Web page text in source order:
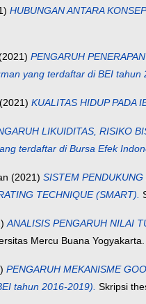
HUBUNGAN ANTARA
PENGARUH
yang terdaftar di BEI tahun
(2021) KUALITAS HIDUP PADA
LIKUIDITAS, RISIKO
terdaftar di Bursa Efek
(2021) SISTEM
TECHNIQUE (SMART).
ANALISIS PENGARUH NILAI
Mercu Buana Yogyakarta.
PENGARUH MEKANISME
tahun 2016-2019). Skripsi